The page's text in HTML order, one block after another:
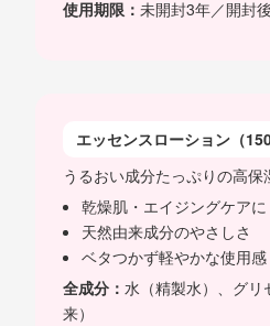
使用期限： 未開封3年／開封
エッセンスローション（
うるおい成分たっぷりの高保
乾燥肌・エイジングケアに
天然由来成分のやさしさ
ベタつかず軽やかな使用感
全成分： 水（精製水）、グ
来）